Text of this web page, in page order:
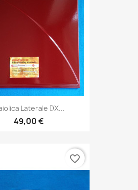
Laterale DX...
49,00 €
favorite_border